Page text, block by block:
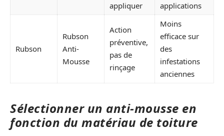
appliquer
applications
Rubson
Rubson
Anti-
Mousse
Action
préventive,
pas de
rinçage
Moins
efficace sur
des
infestations
anciennes
Sélectionner un anti-mousse en
fonction du matériau de toiture